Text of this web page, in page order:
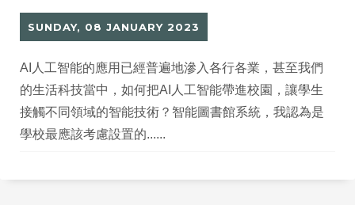
SUNDAY, 08 JANUARY 2023
AI人工智能的應用已經普遍地滲入各行各業，甚至我們
的生活科技當中，如何把AI人工智能帶進校園，讓學生
接觸不同領域的智能技術？智能圖書館系統，我認為是
學校最應該考慮設置的......